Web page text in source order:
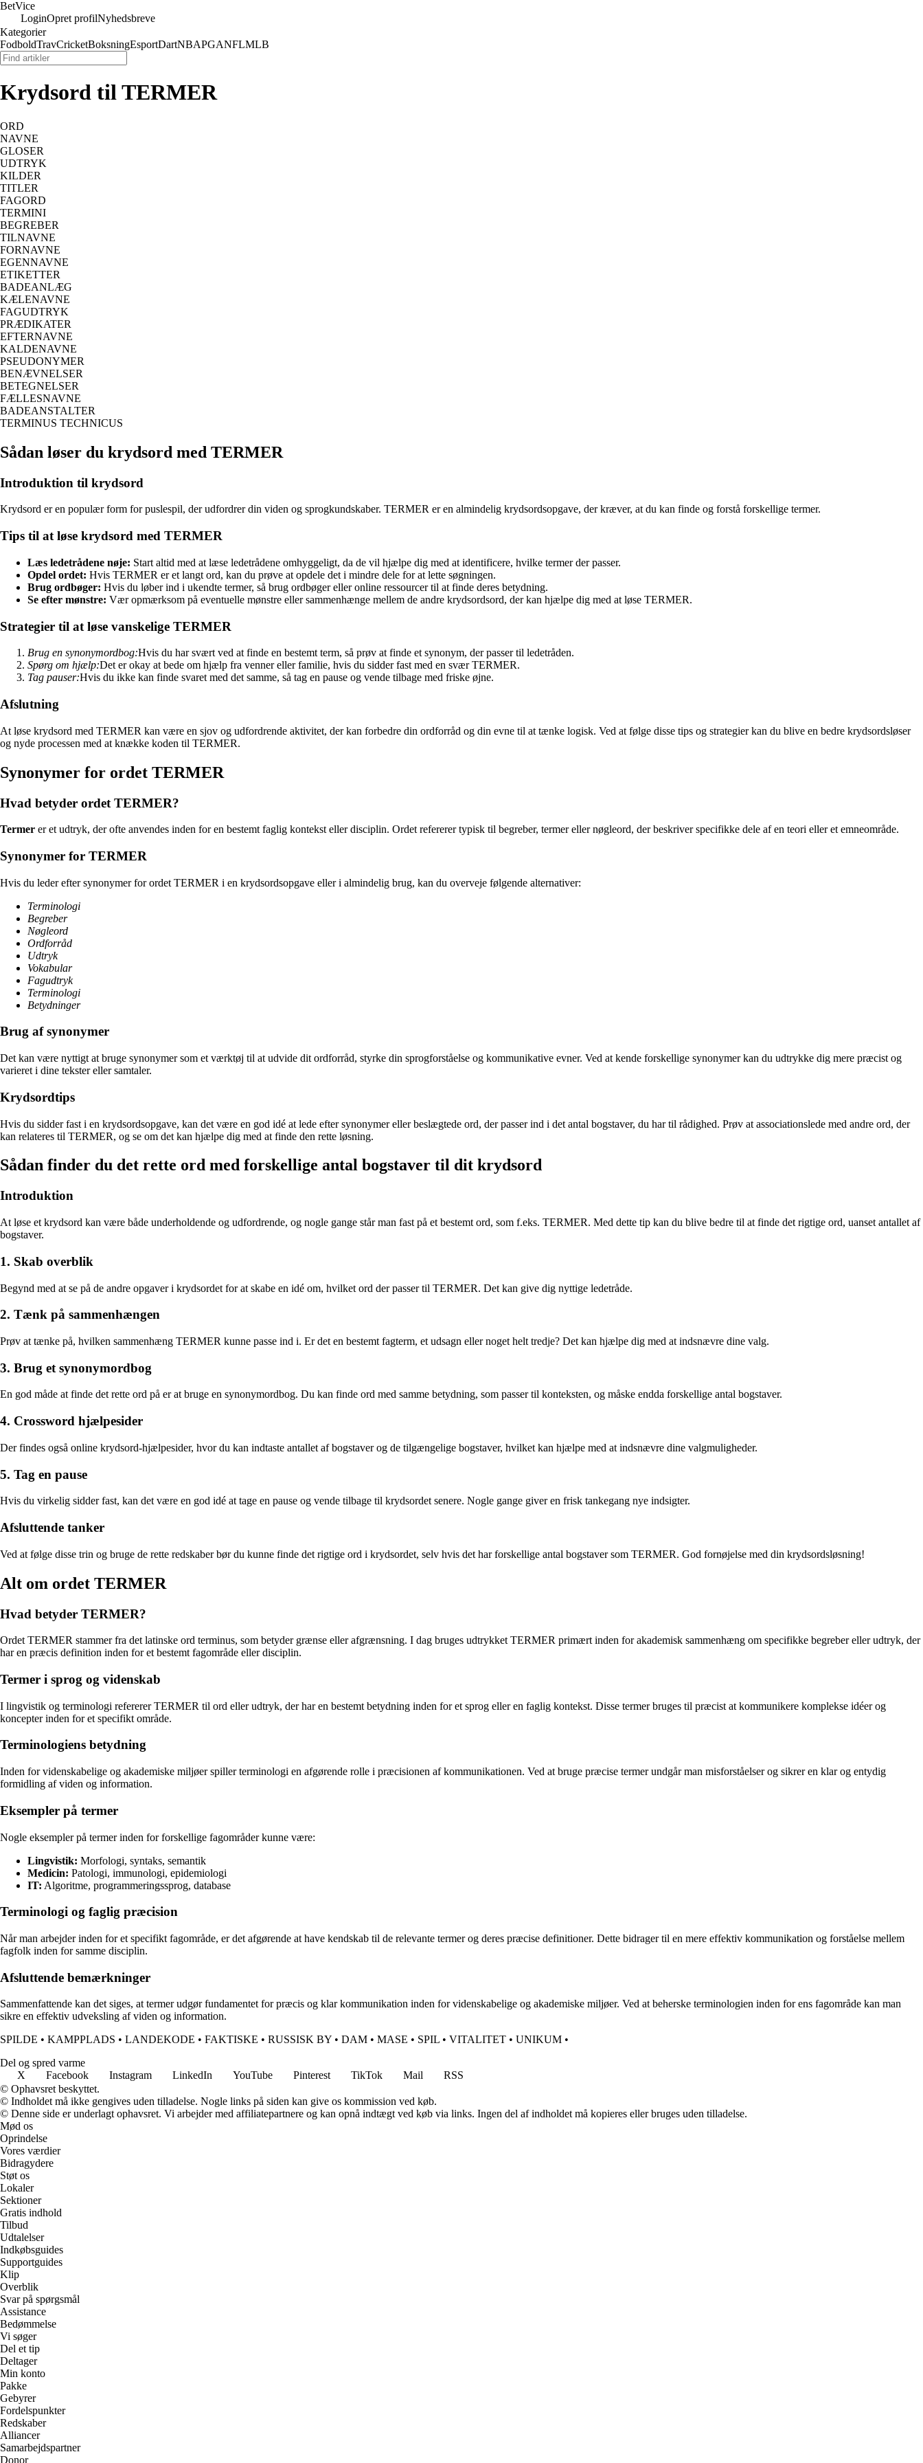
BetVice
LoginOpret profilNyhedsbreve
Kategorier
FodboldTravCricketBoksningEsportDartNBAPGANFLMLB
Krydsord til TERMER
ORD
NAVNE
GLOSER
UDTRYK
KILDER
TITLER
FAGORD
TERMINI
BEGREBER
TILNAVNE
FORNAVNE
EGENNAVNE
ETIKETTER
BADEANLÆG
KÆLENAVNE
FAGUDTRYK
PRÆDIKATER
EFTERNAVNE
KALDENAVNE
PSEUDONYMER
BENÆVNELSER
BETEGNELSER
FÆLLESNAVNE
BADEANSTALTER
TERMINUS TECHNICUS
Sådan løser du krydsord med TERMER
Introduktion til krydsord
Krydsord er en populær form for puslespil, der udfordrer din viden og sprogkundskaber. TERMER er en almindelig krydsordsopgave, der kræver, at du kan finde og forstå forskellige termer.
Tips til at løse krydsord med TERMER
Læs ledetrådene nøje: Start altid med at læse ledetrådene omhyggeligt, da de vil hjælpe dig med at identificere, hvilke termer der passer.
Opdel ordet: Hvis TERMER er et langt ord, kan du prøve at opdele det i mindre dele for at lette søgningen.
Brug ordbøger: Hvis du løber ind i ukendte termer, så brug ordbøger eller online ressourcer til at finde deres betydning.
Se efter mønstre: Vær opmærksom på eventuelle mønstre eller sammenhænge mellem de andre krydsordsord, der kan hjælpe dig med at løse TERMER.
Strategier til at løse vanskelige TERMER
Brug en synonymordbog:Hvis du har svært ved at finde en bestemt term, så prøv at finde et synonym, der passer til ledetråden.
Spørg om hjælp:Det er okay at bede om hjælp fra venner eller familie, hvis du sidder fast med en svær TERMER.
Tag pauser:Hvis du ikke kan finde svaret med det samme, så tag en pause og vende tilbage med friske øjne.
Afslutning
At løse krydsord med TERMER kan være en sjov og udfordrende aktivitet, der kan forbedre din ordforråd og din evne til at tænke logisk. Ved at følge disse tips og strategier kan du blive en bedre krydsordsløser
og nyde processen med at knække koden til TERMER.
Synonymer for ordet TERMER
Hvad betyder ordet TERMER?
Termer er et udtryk, der ofte anvendes inden for en bestemt faglig kontekst eller disciplin. Ordet refererer typisk til begreber, termer eller nøgleord, der beskriver specifikke dele af en teori eller et emneområde.
Synonymer for TERMER
Hvis du leder efter synonymer for ordet TERMER i en krydsordsopgave eller i almindelig brug, kan du overveje følgende alternativer:
Terminologi
Begreber
Nøgleord
Ordforråd
Udtryk
Vokabular
Fagudtryk
Terminologi
Betydninger
Brug af synonymer
Det kan være nyttigt at bruge synonymer som et værktøj til at udvide dit ordforråd, styrke din sprogforståelse og kommunikative evner. Ved at kende forskellige synonymer kan du udtrykke dig mere præcist og
varieret i dine tekster eller samtaler.
Krydsordtips
Hvis du sidder fast i en krydsordsopgave, kan det være en god idé at lede efter synonymer eller beslægtede ord, der passer ind i det antal bogstaver, du har til rådighed. Prøv at associationslede med andre ord, der
kan relateres til TERMER, og se om det kan hjælpe dig med at finde den rette løsning.
Sådan finder du det rette ord med forskellige antal bogstaver til dit krydsord
Introduktion
At løse et krydsord kan være både underholdende og udfordrende, og nogle gange står man fast på et bestemt ord, som f.eks. TERMER. Med dette tip kan du blive bedre til at finde det rigtige ord, uanset antallet af
bogstaver.
1. Skab overblik
Begynd med at se på de andre opgaver i krydsordet for at skabe en idé om, hvilket ord der passer til TERMER. Det kan give dig nyttige ledetråde.
2. Tænk på sammenhængen
Prøv at tænke på, hvilken sammenhæng TERMER kunne passe ind i. Er det en bestemt fagterm, et udsagn eller noget helt tredje? Det kan hjælpe dig med at indsnævre dine valg.
3. Brug et synonymordbog
En god måde at finde det rette ord på er at bruge en synonymordbog. Du kan finde ord med samme betydning, som passer til konteksten, og måske endda forskellige antal bogstaver.
4. Crossword hjælpesider
Der findes også online krydsord-hjælpesider, hvor du kan indtaste antallet af bogstaver og de tilgængelige bogstaver, hvilket kan hjælpe med at indsnævre dine valgmuligheder.
5. Tag en pause
Hvis du virkelig sidder fast, kan det være en god idé at tage en pause og vende tilbage til krydsordet senere. Nogle gange giver en frisk tankegang nye indsigter.
Afsluttende tanker
Ved at følge disse trin og bruge de rette redskaber bør du kunne finde det rigtige ord i krydsordet, selv hvis det har forskellige antal bogstaver som TERMER. God fornøjelse med din krydsordsløsning!
Alt om ordet TERMER
Hvad betyder TERMER?
Ordet TERMER stammer fra det latinske ord terminus, som betyder grænse eller afgrænsning. I dag bruges udtrykket TERMER primært inden for akademisk sammenhæng om specifikke begreber eller udtryk, der
har en præcis definition inden for et bestemt fagområde eller disciplin.
Termer i sprog og videnskab
I lingvistik og terminologi refererer TERMER til ord eller udtryk, der har en bestemt betydning inden for et sprog eller en faglig kontekst. Disse termer bruges til præcist at kommunikere komplekse idéer og
koncepter inden for et specifikt område.
Terminologiens betydning
Inden for videnskabelige og akademiske miljøer spiller terminologi en afgørende rolle i præcisionen af kommunikationen. Ved at bruge præcise termer undgår man misforståelser og sikrer en klar og entydig
formidling af viden og information.
Eksempler på termer
Nogle eksempler på termer inden for forskellige fagområder kunne være:
Lingvistik: Morfologi, syntaks, semantik
Medicin: Patologi, immunologi, epidemiologi
IT: Algoritme, programmeringssprog, database
Terminologi og faglig præcision
Når man arbejder inden for et specifikt fagområde, er det afgørende at have kendskab til de relevante termer og deres præcise definitioner. Dette bidrager til en mere effektiv kommunikation og forståelse mellem
fagfolk inden for samme disciplin.
Afsluttende bemærkninger
Sammenfattende kan det siges, at termer udgør fundamentet for præcis og klar kommunikation inden for videnskabelige og akademiske miljøer. Ved at beherske terminologien inden for ens fagområde kan man
sikre en effektiv udveksling af viden og information.
SPILDE • KAMPPLADS • LANDEKODE • FAKTISKE • RUSSISK BY • DAM • MASE • SPIL • VITALITET • UNIKUM •
Del og spred varme
X
Facebook Instagram LinkedIn YouTube Pinterest TikTok Mail
RSS
© Ophavsret beskyttet.
© Indholdet må ikke gengives uden tilladelse. Nogle links på siden kan give os kommission ved køb.
© Denne side er underlagt ophavsret. Vi arbejder med affiliatepartnere og kan opnå indtægt ved køb via links. Ingen del af indholdet må kopieres eller bruges uden tilladelse.
Mød os
Oprindelse
Vores værdier
Bidragydere
Støt os
Lokaler
Sektioner
Gratis indhold
Tilbud
Udtalelser
Indkøbsguides
Supportguides
Klip
Overblik
Svar på spørgsmål
Assistance
Bedømmelse
Vi søger
Del et tip
Deltager
Min konto
Pakke
Gebyrer
Fordelspunkter
Redskaber
Alliancer
Samarbejdspartner
Donor